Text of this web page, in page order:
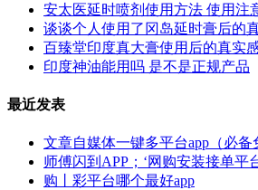
安太医延时喷剂使用方法 使用注
谈谈个人使用了冈岛延时膏后的
百臻堂印度真大膏使用后的真实
印度神油能用吗 是不是正规产品
最近发表
文章自媒体一键多平台app（必备
师傅闪到APP；‘网购安装接单平
购丨彩平台哪个最好app